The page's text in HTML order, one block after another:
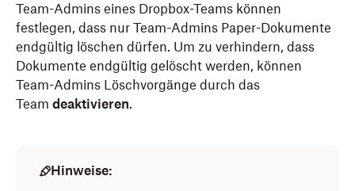
Team-Admins eines Dropbox-Teams können
festlegen, dass nur Team-Admins Paper-Dokumente
endgültig löschen dürfen. Um zu verhindern, dass
Dokumente endgültig gelöscht werden, können
Team-Admins Löschvorgänge durch das
Team deaktivieren.
Hinweise: